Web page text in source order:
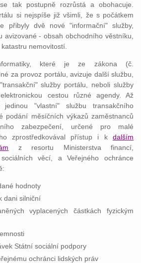
tak postupně rozrůstá a obohacuje.
si nejspíše již všimli, že s počátkem
přibyly dvě nové "informační" služby,
avizované - obsah obchodního věstníku,
nemovitostí.
které je ze zákona (č.
za provoz portálu, avizuje další službu,
služby portálu, neboli služby
cestou různé agendy. Až
"vlastní" službu transakčního
podání měsíčních výkazů zaměstnanců
zabezpečení, určené pro malé
zprostředkovával přístup i k dalším
z resortu Ministerstva financí,
věcí, a Veřejného ochránce
hodnoty
dani silniční
vyplacených částkách fyzickým
Státní sociální podpory
ochránci lidských práv